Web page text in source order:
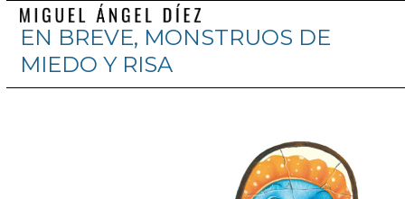
Skip
content
Abrir
menú
móvil
Cerrar
menú
móvil
EN BREVE, MONSTRUOS DE
MIEDO Y RISA